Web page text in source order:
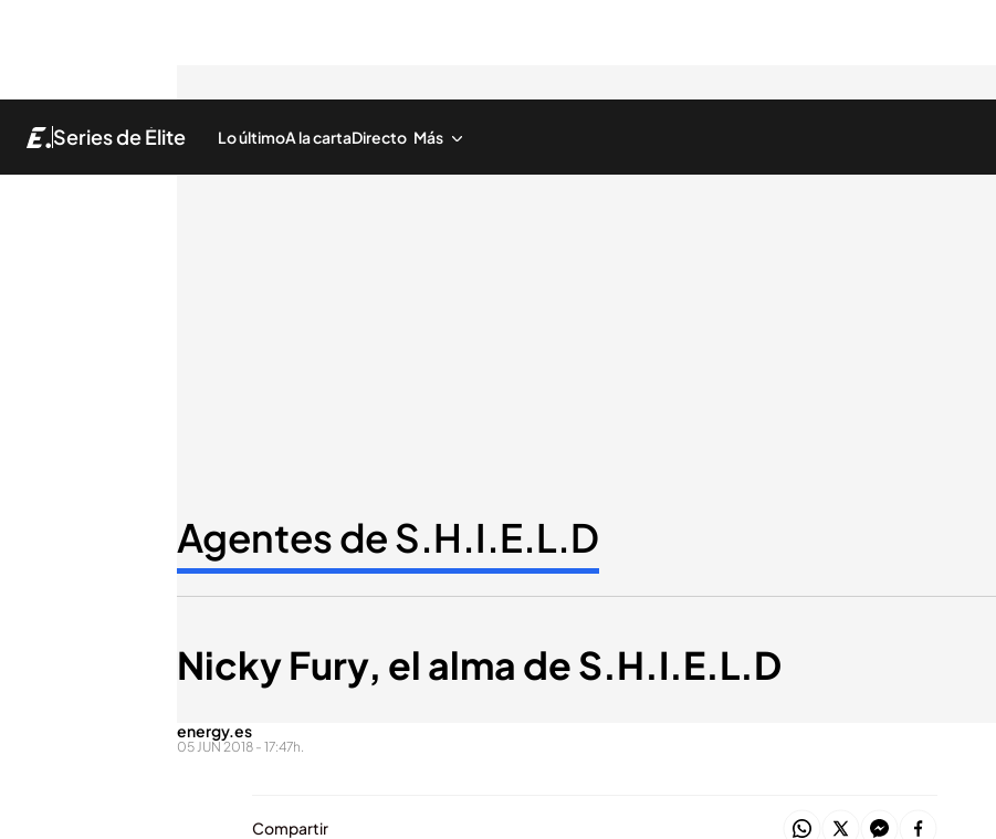
Series de Élite Lo últimoA la cartaDirecto Más
Agentes de S.H.I.E.L.D
Nicky Fury, el alma de S.H.I.E.L.D
energy.es
05 JUN 2018 - 17:47h.
Compartir